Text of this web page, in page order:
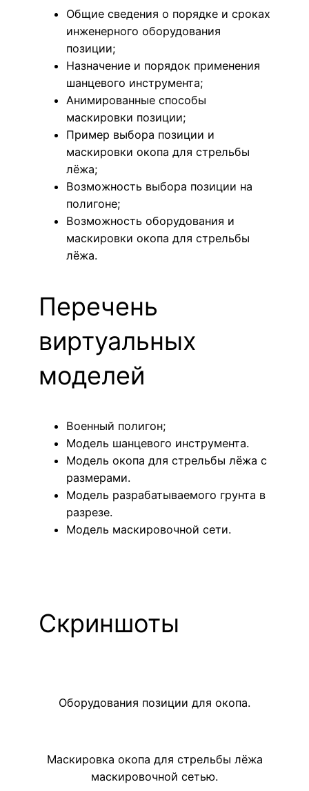
Общие сведения о порядке и сроках
инженерного оборудования
позиции;
Назначение и порядок применения
шанцевого инструмента;
Анимированные способы
маскировки позиции;
Пример выбора позиции и
маскировки окопа для стрельбы
лёжа;
Возможность выбора позиции на
полигоне;
Возможность оборудования и
маскировки окопа для стрельбы
лёжа.
Перечень
виртуальных
моделей
Военный полигон;
Модель шанцевого инструмента.
Модель окопа для стрельбы лёжа с
размерами.
Модель разрабатываемого грунта в
разрезе.
Модель маскировочной сети.
Скриншоты
Оборудования позиции для окопа.
Маскировка окопа для стрельбы лёжа
маскировочной сетью.